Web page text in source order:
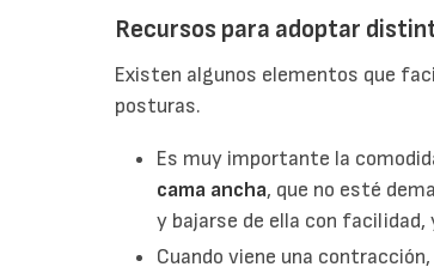
Recursos para adoptar
Existen algunos elementos que
posturas.
Es muy importante la
cama ancha, que no esté
y bajarse de ella con facilidad,
Cuando viene una